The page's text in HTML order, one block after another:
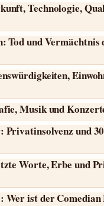
Technologie,
und Vermächtnis
Musik und
Privatinsolvenz und
Worte, Erbe und
ist der Comedian